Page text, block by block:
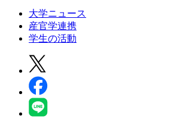
大学ニュース
産官学連携
学生の活動